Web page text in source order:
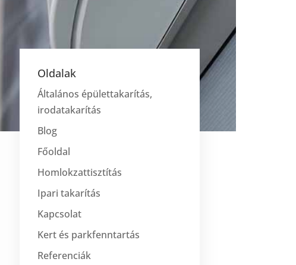
Oldalak
Általános épülettakarítás,
irodatakarítás
Blog
Főoldal
Homlokzattisztítás
Ipari takarítás
Kapcsolat
Kert és parkfenntartás
Referenciák